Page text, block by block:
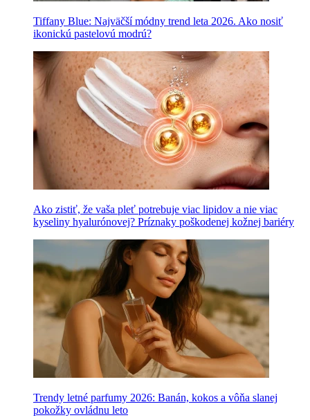
Tiffany Blue: Najväčší módny trend leta 2026. Ako nosiť
ikonickú pastelovú modrú?
Ako zistiť, že vaša pleť potrebuje viac lipidov a nie viac
kyseliny hyalurónovej? Príznaky poškodenej kožnej bariéry
Trendy letné parfumy 2026: Banán, kokos a vôňa slanej
pokožky ovládnu leto